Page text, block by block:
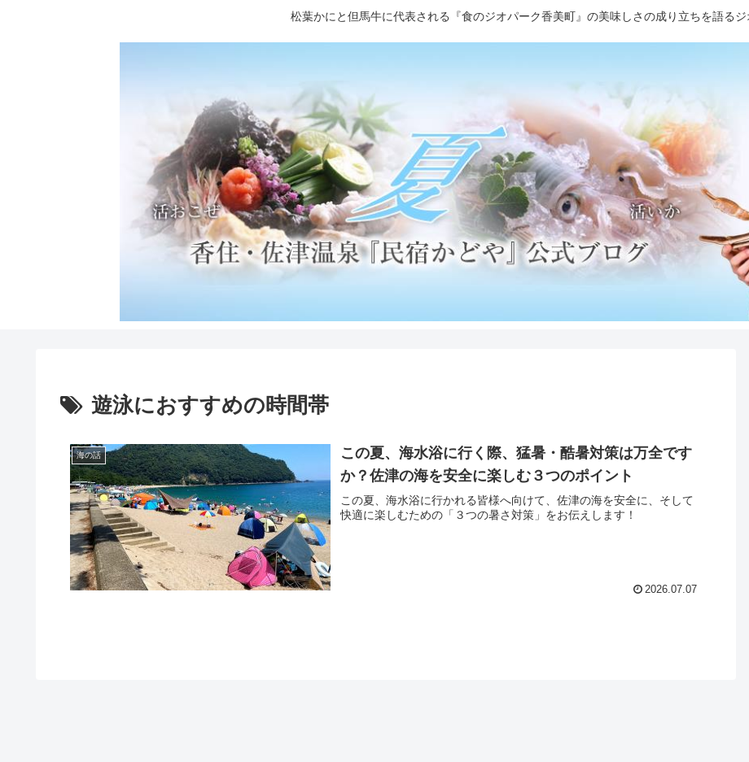
松葉かにと但馬牛に代表される『食のジオパーク香美町』の美味しさの成り立ちを語る
遊泳におすすめの時間帯
海の話
この夏、海水浴に行く際、猛暑・酷暑対策は万全です
か？佐津の海を安全に楽しむ３つのポイント
この夏、海水浴に行かれる皆様へ向けて、佐津の海を安全に、そして
快適に楽しむための「３つの暑さ対策」をお伝えします！
2026.07.07